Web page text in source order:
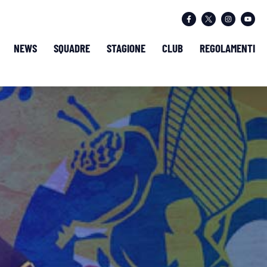
NEWS SQUADRE STAGIONE CLUB REGOLAMENTI